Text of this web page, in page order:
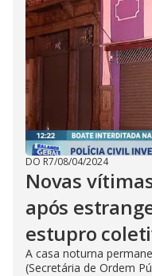
DO R7/08/04/2024
Novas
após
estupro
A casa noturna
(Secretária de Ordem